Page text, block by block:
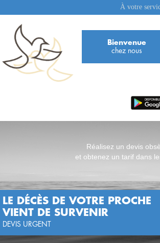
À votre
Bienvenue
chez nous
Réalisez un devis
et obtenez un tarif dans
LE DÉCÈS DE VOTRE PROCHE
VIENT DE SURVENIR
DEVIS URGENT